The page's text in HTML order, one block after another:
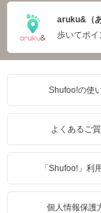
aruku&（
歩いてポイ
Shufoo!の使
よくあるご
「Shufoo!」利
個人情報保護